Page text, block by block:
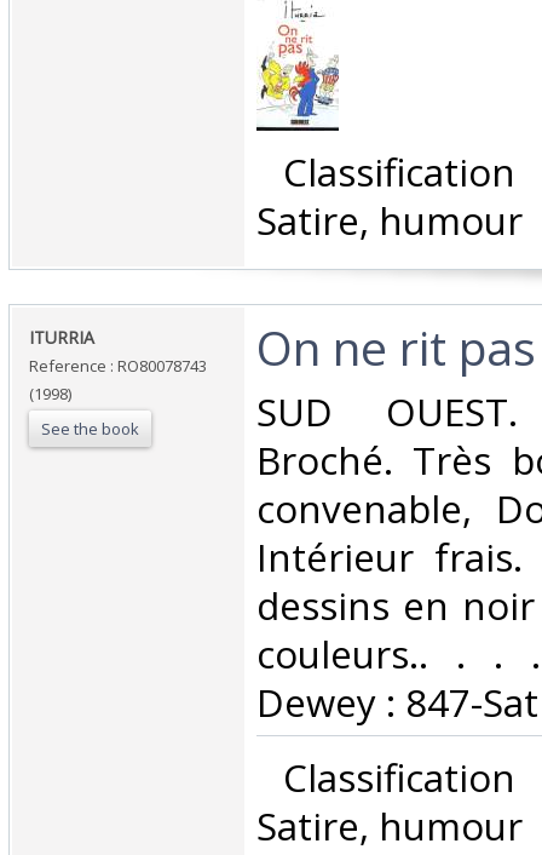
Satire, humour‎
‎ITURRIA‎
Reference : RO80078743
(1998)
See the book
‎On ne rit pas‎
‎SUD
Broché. Très
convenable,
Intérieur frais.
dessins en
couleurs.. . . .
Dewey : 847-
Satire, humour‎